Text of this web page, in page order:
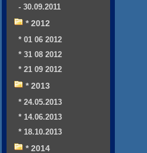
- 30.09.2011
* 2012
* 01 06 2012
* 31 08 2012
* 21 09 2012
* 2013
* 24.05.2013
* 14.06.2013
* 18.10.2013
* 2014